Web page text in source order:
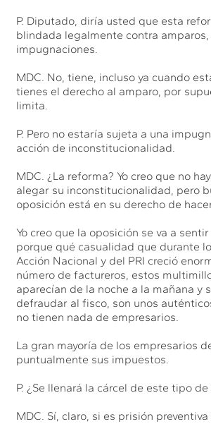
P. Diputado, diría usted que esta
blindada legalmente contra amparos,
impugnaciones.
MDC. No, tiene, incluso ya cuando
tienes el derecho al amparo, por
limita.
P. Pero no estaría sujeta a una
acción de inconstitucionalidad.
MDC. ¿La reforma? Yo creo que no
alegar su inconstitucionalidad, pero
oposición está en su derecho de
Yo creo que la oposición se va a
porque qué casualidad que durante
Acción Nacional y del PRI creció
número de factureros, estos
aparecían de la noche a la mañana y
defraudar al fisco, son unos
no tienen nada de empresarios.
La gran mayoría de los empresarios
puntualmente sus impuestos.
P. ¿Se llenará la cárcel de este tipo de
MDC. Sí, claro, si es prisión